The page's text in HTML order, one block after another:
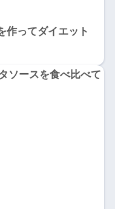
作ってダイエット